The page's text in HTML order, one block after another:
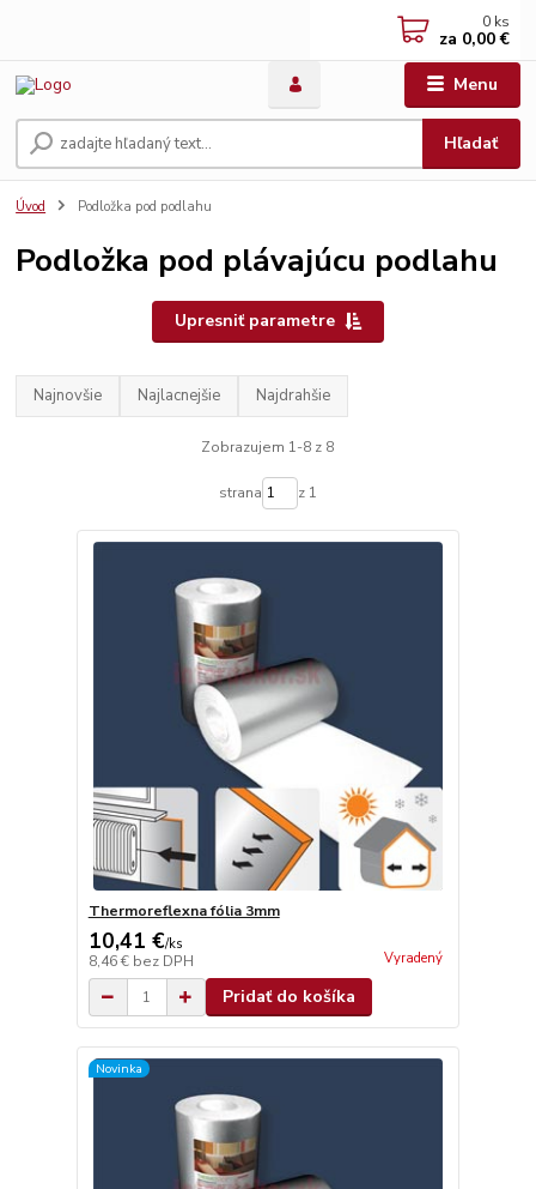
Menu
Hľadať
0 ks
za 0,00 €
Úvod Podložka pod podlahu
Podložka pod plávajúcu podlahu
Upresniť parametre
Najnovšie Najlacnejšie Najdrahšie
Zobrazujem 1-8 z 8
strana z 1
Thermoreflexna fólia 3mm
10,41 €/ks
8,46 € bez DPH Vyradený
Pridať do košíka
Novinka